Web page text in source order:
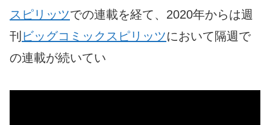
スピリッツでの連載を経て、2020年からは週
刊 ビッグコミックスピリッツにおいて隔週で
の連載が続いてい